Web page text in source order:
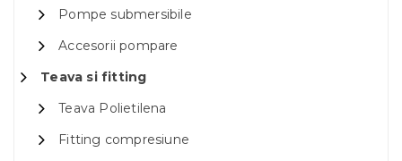
Pompe submersibile
Accesorii pompare
Teava si fitting
Teava Polietilena
Fitting compresiune